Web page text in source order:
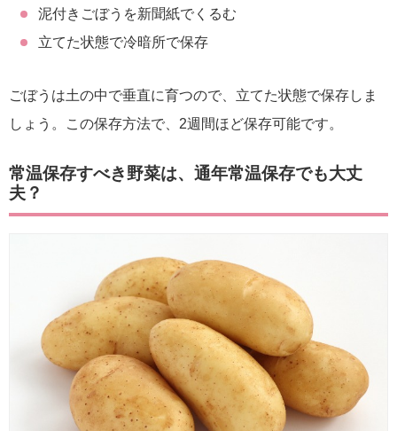
泥付きごぼうを新聞紙でくるむ
立てた状態で冷暗所で保存
ごぼうは土の中で垂直に育つので、立てた状態で保存しま
しょう。この保存方法で、2週間ほど保存可能です。
常温保存すべき野菜は、通年常温保存でも大丈
夫？